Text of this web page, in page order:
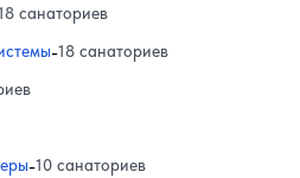
санаториев
-18 санаториев
-10 санаториев